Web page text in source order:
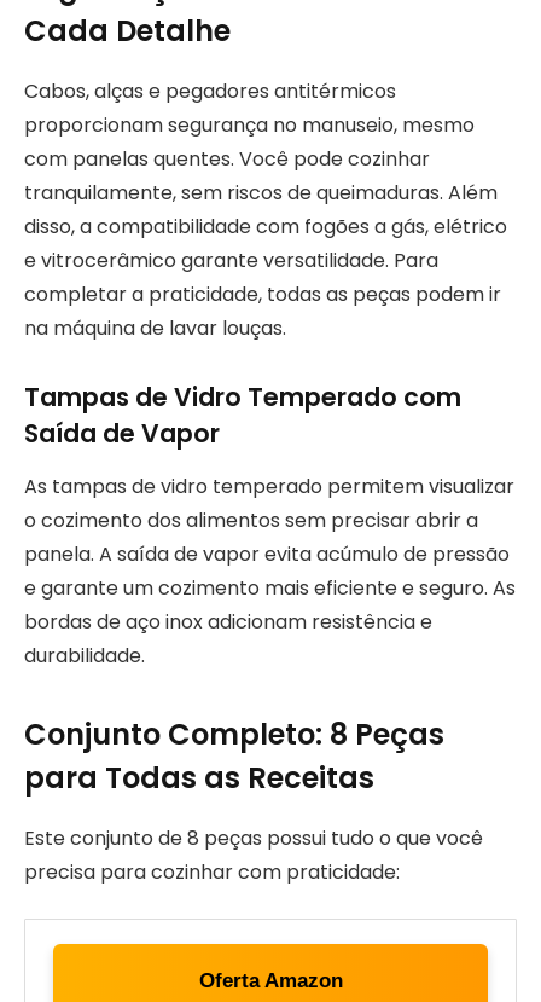
Cada Detalhe
Cabos, alças e pegadores antitérmicos
proporcionam segurança no manuseio, mesmo
com panelas quentes. Você pode cozinhar
tranquilamente, sem riscos de queimaduras. Além
disso, a compatibilidade com fogões a gás, elétrico
e vitrocerâmico garante versatilidade. Para
completar a praticidade, todas as peças podem ir
na máquina de lavar louças.
Tampas de Vidro Temperado com
Saída de Vapor
As tampas de vidro temperado permitem visualizar
o cozimento dos alimentos sem precisar abrir a
panela. A saída de vapor evita acúmulo de pressão
e garante um cozimento mais eficiente e seguro. As
bordas de aço inox adicionam resistência e
durabilidade.
Conjunto Completo: 8 Peças
para Todas as Receitas
Este conjunto de 8 peças possui tudo o que você
precisa para cozinhar com praticidade:
Oferta Amazon